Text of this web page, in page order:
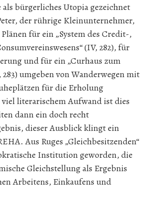
bürgerliches Utopia gezeichnet
der rührige Kleinunternehmer,
für ein „System des Credit-,
(IV, 282), für
und für ein „Curhaus zum
umgeben von Wanderwegen mit
für die Erholung
viel literarischem Aufwand ist dies
dann ein doch recht
dieser Ausblick klingt ein
Aus Ruges „Gleichbesitzenden“
Institution geworden, die
Gleichstellung als Ergebnis
Arbeitens, Einkaufens und